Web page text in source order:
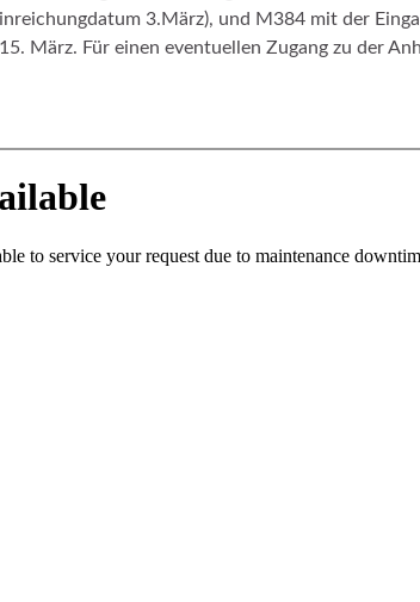
3.März), und M384 mit der
März. Für einen eventuellen Zugang zu der